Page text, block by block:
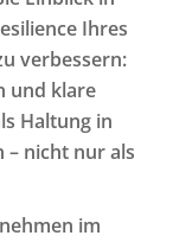
Ihres
verbessern:
und klare
Haltung in
nicht nur als
im